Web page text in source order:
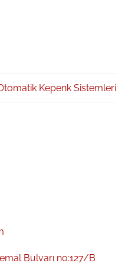
Kepenk Sistemleri
Bulvarı no:127/B